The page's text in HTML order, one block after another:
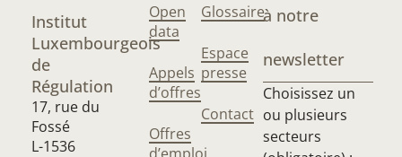
Institut
Luxembourgeois
de
Régulation
17, rue du
Fossé
L-1536
Open
data
Appels
d’offres
Offres
Glossaire
Espace
presse
Contact
à notre
newsletter
Choisissez un
ou plusieurs
secteurs